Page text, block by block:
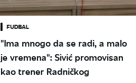
FUDBAL
"Ima mnogo da se radi, a malo
je vremena": Sivić promovisan
kao trener Radničkog